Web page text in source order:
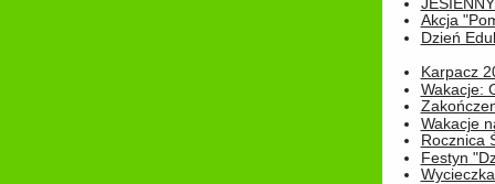
Akcja
Dzień
Karpacz
Wakacje:
Wakacje
Rocznica
Festyn